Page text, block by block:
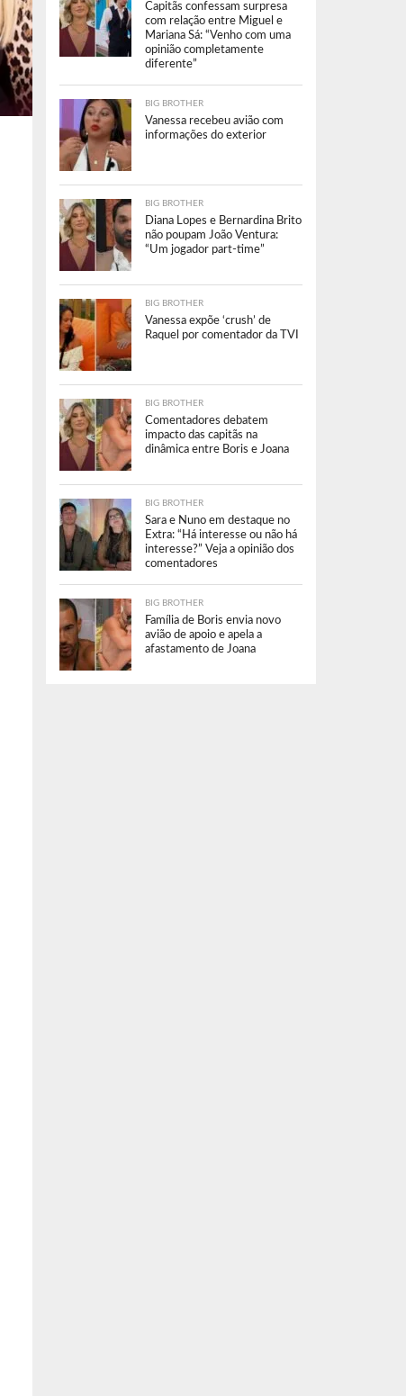
Capitãs confessam surpresa
com relação entre Miguel e
Mariana Sá: “Venho com uma
opinião completamente
diferente”
BIG BROTHER
Vanessa recebeu avião com
informações do exterior
BIG BROTHER
Diana Lopes e Bernardina Brito
não poupam João Ventura:
“Um jogador part-time”
BIG BROTHER
Vanessa expõe ‘crush’ de
Raquel por comentador da TVI
BIG BROTHER
Comentadores debatem
impacto das capitãs na
dinâmica entre Boris e Joana
BIG BROTHER
Sara e Nuno em destaque no
Extra: “Há interesse ou não há
interesse?” Veja a opinião dos
comentadores
BIG BROTHER
Família de Boris envia novo
avião de apoio e apela a
afastamento de Joana